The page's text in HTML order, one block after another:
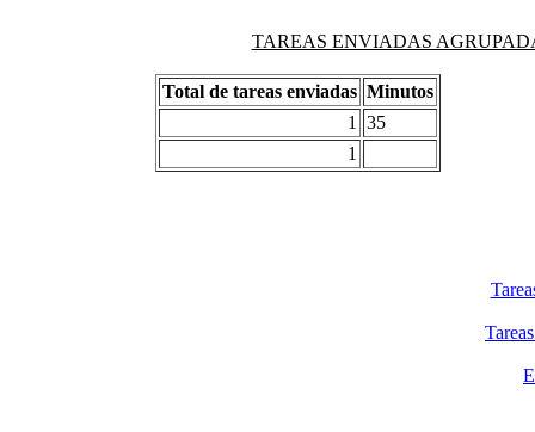
TAREAS ENVIADAS
Total de tareas enviadas Minutos
1
35
1